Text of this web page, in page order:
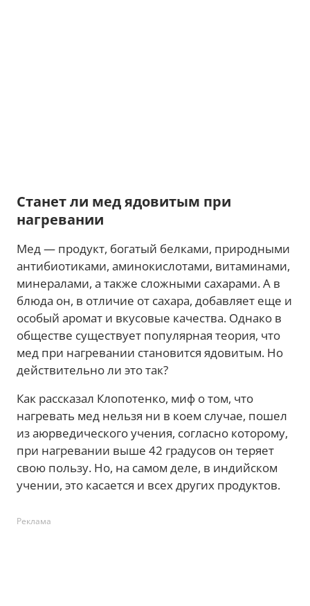
Станет ли мед ядовитым при
нагревании
Мед — продукт, богатый белками, природными
антибиотиками, аминокислотами, витаминами,
минералами, а также сложными сахарами. А в
блюда он, в отличие от сахара, добавляет еще и
особый аромат и вкусовые качества. Однако в
обществе существует популярная теория, что
мед при нагревании становится ядовитым. Но
действительно ли это так?
Как рассказал Клопотенко, миф о том, что
нагревать мед нельзя ни в коем случае, пошел
из аюрведического учения, согласно которому,
при нагревании выше 42 градусов он теряет
свою пользу. Но, на самом деле, в индийском
учении, это касается и всех других продуктов.
Реклама